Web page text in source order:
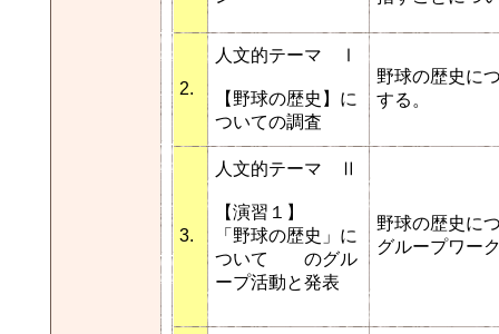
2.
人文的テーマ Ⅰ
【野球の歴史】に
ついての調査
野球の歴史に
する。
3.
人文的テーマ Ⅱ
【演習１】
「野球の歴史」に
ついて のグル
ープ活動と発表
野球の歴史に
グループワー